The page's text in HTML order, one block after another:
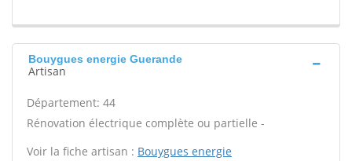
Bouygues energie Guerande
Artisan
Département: 44
Rénovation électrique complète ou partielle -
Voir la fiche artisan : Bouygues energie